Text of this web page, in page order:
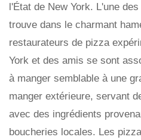
l'État de New York. L'une
trouve dans le charmant
restaurateurs de pizza
York et des amis se sont
à manger semblable à une
manger extérieure, servant
avec des ingrédients
boucheries locales. Les